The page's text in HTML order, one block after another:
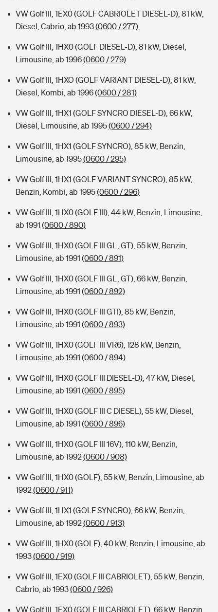
Sie haben Fragen?
Zur Übersicht
Kinderunfall-Check: Mehr Sicherheit für deine Kids
Typklassen: So ist Ihr Auto eingestuft
Sie haben Fragen?
VW Golf III, 1EX0 (GOLF CABRIOLET DIESEL-D), 81 kW,
Diesel, Cabrio, ab 1993(0600 / 277)
VW Golf III, 1HX0 (GOLF DIESEL-D), 81 kW, Diesel,
Limousine, ab 1996(0600 / 279)
VW Golf III, 1HXO (GOLF VARIANT DIESEL-D), 81 kW,
Diesel, Kombi, ab 1996(0600 / 281)
VW Golf III, 1HX1 (GOLF SYNCRO DIESEL-D), 66 kW,
Diesel, Limousine, ab 1995(0600 / 294)
VW Golf III, 1HX1 (GOLF SYNCRO), 85 kW, Benzin,
Limousine, ab 1995(0600 / 295)
VW Golf III, 1HX1 (GOLF VARIANT SYNCRO), 85 kW,
Benzin, Kombi, ab 1995(0600 / 296)
VW Golf III, 1HX0 (GOLF III), 44 kW, Benzin, Limousine,
ab 1991 (0600 / 890)
VW Golf III, 1HX0 (GOLF III GL, GT), 55 kW, Benzin,
Limousine, ab 1991 (0600 / 891)
VW Golf III, 1HX0 (GOLF III GL, GT), 66 kW, Benzin,
Limousine, ab 1991 (0600 / 892)
VW Golf III, 1HX0 (GOLF III GTI), 85 kW, Benzin,
Limousine, ab 1991 (0600 / 893)
VW Golf III, 1HX0 (GOLF III VR6), 128 kW, Benzin,
Limousine, ab 1991 (0600 / 894)
VW Golf III, 1HX0 (GOLF III DIESEL-D), 47 kW, Diesel,
Limousine, ab 1991 (0600 / 895)
VW Golf III, 1HX0 (GOLF III C DIESEL), 55 kW, Diesel,
Limousine, ab 1991 (0600 / 896)
VW Golf III, 1HX0 (GOLF III 16V), 110 kW, Benzin,
Limousine, ab 1992(0600 / 908)
VW Golf III, 1HX0 (GOLF), 55 kW, Benzin, Limousine, ab
1992(0600 / 911)
VW Golf III, 1HX1 (GOLF SYNCRO), 66 kW, Benzin,
Limousine, ab 1992(0600 / 913)
VW Golf III, 1HX0 (GOLF), 40 kW, Benzin, Limousine, ab
1993(0600 / 919)
VW Golf III, 1EX0 (GOLF III CABRIOLET), 55 kW, Benzin,
Cabrio, ab 1993(0600 / 926)
VW Golf III, 1EX0 (GOLF III CABRIOLET), 66 kW, Benzin,